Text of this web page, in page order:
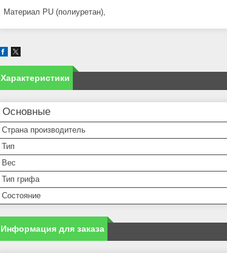
Материал PU (полиуретан),
Характеристики
Основные
Страна производитель
Тип
Вес
Тип грифа
Состояние
Информация для заказа